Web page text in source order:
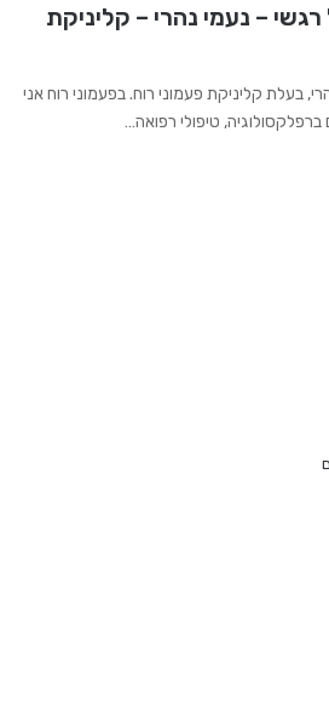
רגשי – נעמי נהרי – קליניקת
בעלת קליניקת פעמוני רוח. בפעמוני רוח אני
טיפולי רפואה…